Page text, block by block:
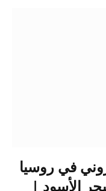
في روسيا
الأسود |